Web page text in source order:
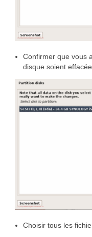
Confirmer que vous
disque soient
Choisir tous les